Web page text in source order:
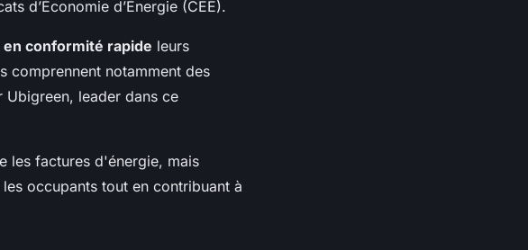
d’Économie d’Énergie (CEE).
conformité rapide leurs
comprennent notamment des
leader dans ce
les factures d'énergie, mais
occupants tout en contribuant à